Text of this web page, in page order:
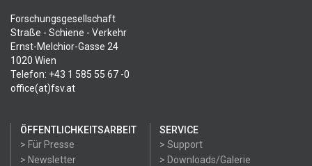
Forschungsgesellschaft
Straße - Schiene - Verkehr
Ernst-Melchior-Gasse 24
1020 Wien
Telefon: +43 1 585 55 67 -0
office(at)fsv.at
ÖFFENTLICHKEITSARBEIT
> Für Presse
> Newsletter
SERVICE
> Support
> Downloads/Galerie